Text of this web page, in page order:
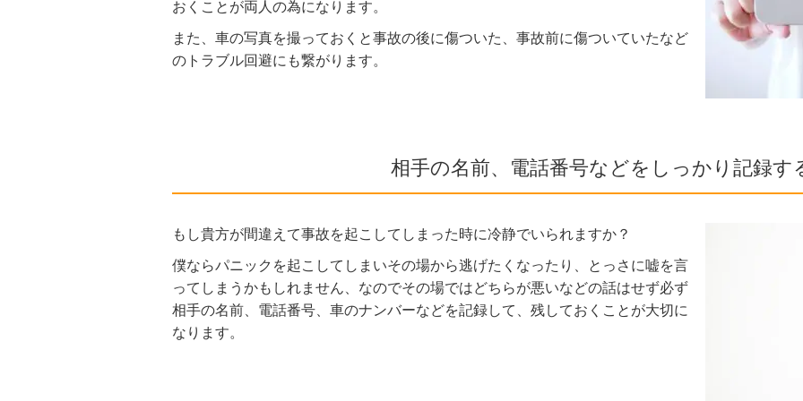
おくことが両人の為になります。
また、車の写真を撮っておくと事故の後に傷ついた、事故前に傷ついていたなど
のトラブル回避にも繋がります。
相手の名前、電話番号などをしっかり記録す
もし貴方が間違えて事故を起こしてしまった時に冷静でいられますか？
僕ならパニックを起こしてしまいその場から逃げたくなったり、とっさに嘘を言
ってしまうかもしれません、なのでその場ではどちらが悪いなどの話はせず必ず
相手の名前、電話番号、車のナンバーなどを記録して、残しておくことが大切に
なります。